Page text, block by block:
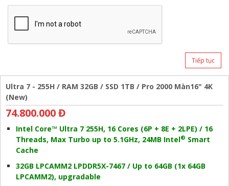
Tiếp tục
Ultra 7 - 255H / RAM 32GB / SSD 1TB / Pro 2000 Màn16" 4K
(New)
74.800.000 Đ
Intel Core™ Ultra 7 255H, 16 Cores (6P + 8E + 2LPE) / 16
Threads, Max Turbo up to 5.1GHz, 24MB Intel® Smart
Cache
32GB LPCAMM2 LPDDR5X-7467 / Up to 64GB (1x 64GB
LPCAMM2), upgradable